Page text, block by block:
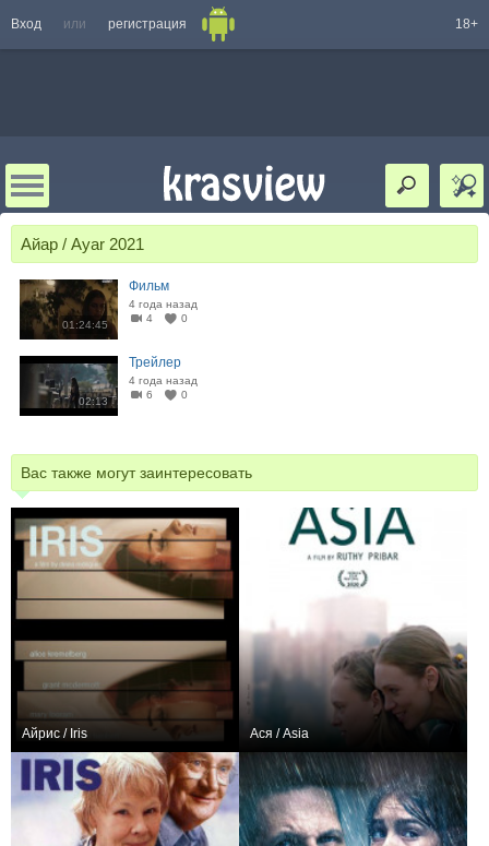
Вход или регистрация 18+
Айар / Ayar 2021
01:24:45
Фильм
4 года назад
4
0
02:13
Трейлер
4 года назад
6
0
Вас также могут заинтересовать
Айрис / Iris Ася / Asia